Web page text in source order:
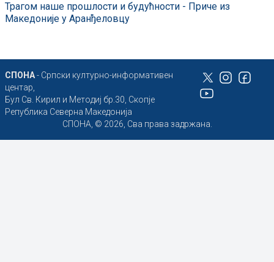
Трагом наше прошлости и будућности - Приче из
Македоније у Аранђеловцу
СПОНА- Српски културно-информативен
центар,
Бул Св. Кирил и Методиј бр.30, Скопје
Република Северна Македонија
СПОНА, © 2026, Сва права задржана.